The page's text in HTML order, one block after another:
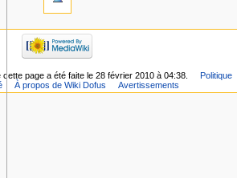
page a été faite le 28 février 2010 à 04:38.
Politique
À propos de Wiki Dofus Avertissements